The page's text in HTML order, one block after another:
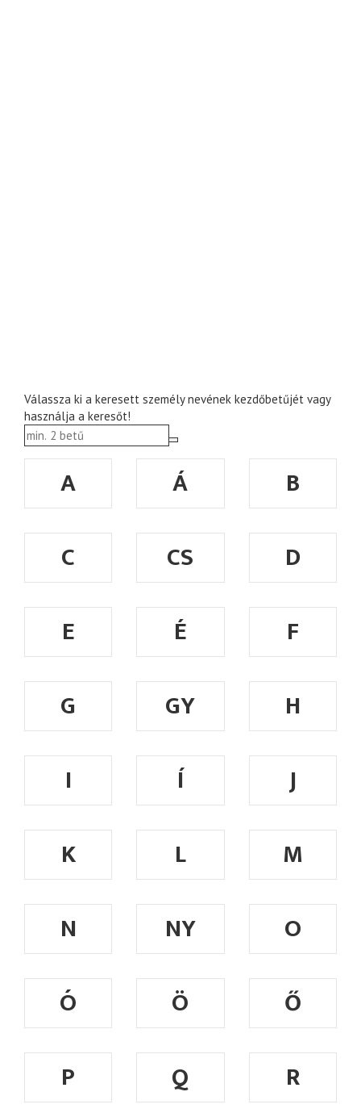
Válassza ki a keresett személy nevének kezdőbetűjét vagy
használja a keresőt!
A Á
B
C
CS
D
E
É
F
G
GY
H
I
Í
J
K
L
M
N
NY
O
Ó
Ö
Ő
P
Q R